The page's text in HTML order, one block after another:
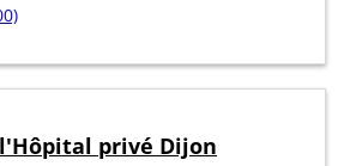
privé Dijon